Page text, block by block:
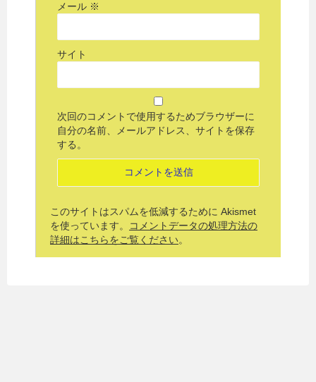
メール ※
サイト
次回のコメントで使用するためブラウザーに
自分の名前、メールアドレス、サイトを保存
する。
このサイトはスパムを低減するために Akismet
を使っています。
コメントデータの処理方法の
詳細はこちらをご覧ください。